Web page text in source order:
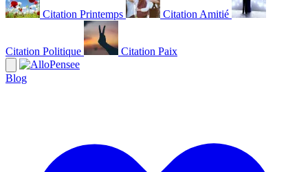
Citation Printemps Citation Amitié
Citation Politique Citation Paix
Blog